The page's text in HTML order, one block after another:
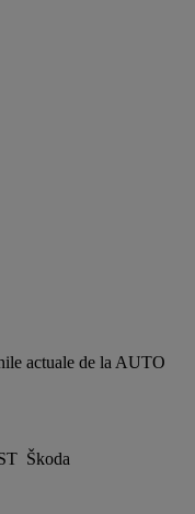
actuale de la AUTO
Škoda